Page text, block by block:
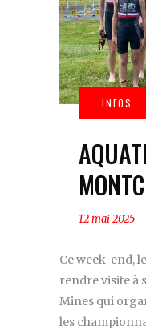
12 mai 2025
Ce week-end,
rendre visite à
Mines qui
les